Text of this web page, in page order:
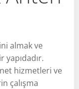
almak ve
hizmetleri ve
çalışma